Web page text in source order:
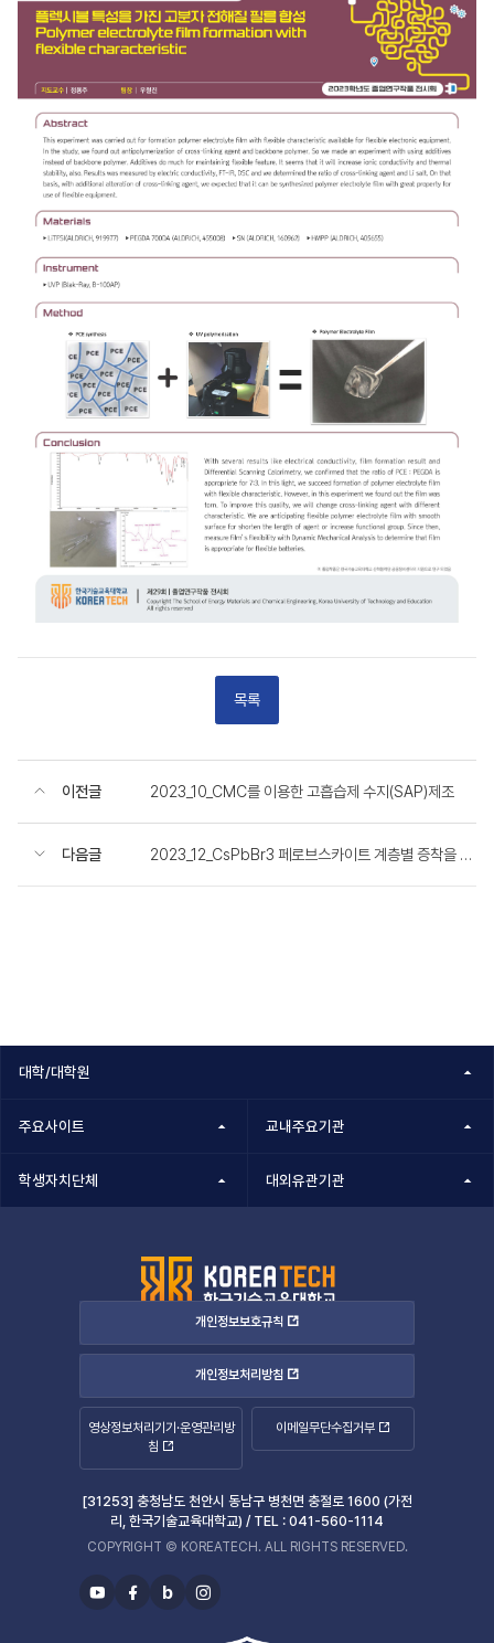
목록
이전글 2023_10_CMC를 이용한 고흡습제 수지(SAP)제조
다음글 2023_12_CsPbBr3 페로브스카이트 계층별 증착을 통한 양자점 성장 분석
대학/대학원
주요사이트 교내주요기관
학생자치단체 대외유관기관
개인정보보호규칙
개인정보처리방침
영상정보처리기기·운영관리방
침
이메일무단수집거부
[31253] 충청남도 천안시 동남구 병천면 충절로 1600 (가전
리, 한국기술교육대학교) / TEL : 041-560-1114
COPYRIGHT © KOREATECH. ALL RIGHTS RESERVED.
유
페
b
블
인